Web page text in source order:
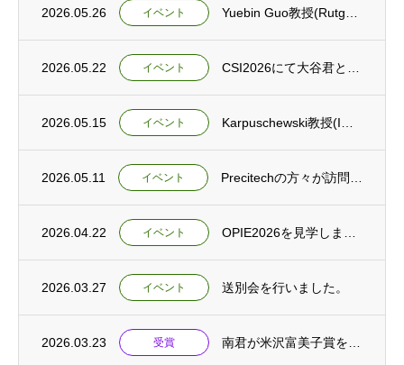
2026.05.26 イベント
2026.05.22 イベント
2026.05.15 イベント
2026.05.11 イベント
2026.04.22 イベント
2026.03.27 イベント 送別会を行いました。
2026.03.23 受賞